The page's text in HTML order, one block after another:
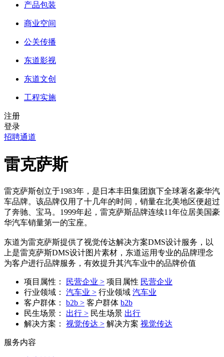
产品包装
商业空间
公关传播
东道影视
东道文创
工程实施
注册
登录
招聘通道
雷克萨斯
雷克萨斯创立于1983年，是日本丰田集团旗下全球著名豪华汽
车品牌。该品牌仅用了十几年的时间，销量在北美地区便超过
了奔驰、宝马。1999年起，雷克萨斯品牌连续11年位居美国豪
华汽车销量第一的宝座。
东道为雷克萨斯提供了视觉传达解决方案DMS设计服务，以
上是雷克萨斯DMS设计图片素材，东道运用专业的品牌理念
为客户进行品牌服务，有效提升其汽车业中的品牌价值
项目属性： 民营企业 > 项目属性 民营企业
行业领域：
汽车业 > 行业领域 汽车业
客户群体：
b2b > 客户群体 b2b
民生场景：
出行 > 民生场景 出行
解决方案：
视觉传达 > 解决方案 视觉传达
服务内容